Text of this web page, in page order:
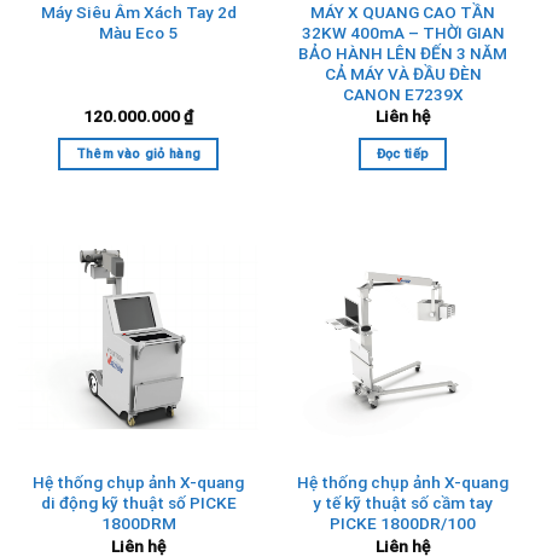
Máy Siêu Âm Xách Tay 2d
Màu Eco 5
120.000.000₫
Thêm vào giỏ hàng
MÁY X QUANG CAO TẦN
32KW 400mA – THỜI GIAN
BẢO HÀNH LÊN ĐẾN 3 NĂM
CẢ MÁY VÀ ĐẦU ĐÈN
CANON E7239X
Liên hệ
Đọc tiếp
Hệ thống chụp ảnh X-quang
di động kỹ thuật số PICKE
1800DRM
Liên hệ
Hệ thống chụp ảnh X-quang
y tế kỹ thuật số cầm tay
PICKE 1800DR/100
Liên hệ